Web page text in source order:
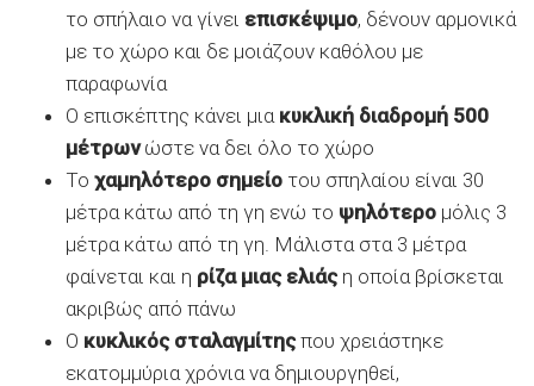
το σπήλαιο να γίνει επισκέψιμο, δένουν αρμονικά
με το χώρο και δε μοιάζουν καθόλου με
παραφωνία
Ο επισκέπτης κάνει μια κυκλική διαδρομή 500
μέτρωνώστε να δει όλο το χώρο
Το χαμηλότερο σημείο του σπηλαίου είναι 30
μέτρα κάτω από τη γη ενώ το ψηλότερο μόλις 3
μέτρα κάτω από τη γη. Μάλιστα στα 3 μέτρα
φαίνεται και η ρίζα μιας ελιάςη οποία βρίσκεται
ακριβώς από πάνω
Ο κυκλικός σταλαγμίτηςπου χρειάστηκε
εκατομμύρια χρόνια να δημιουργηθεί,